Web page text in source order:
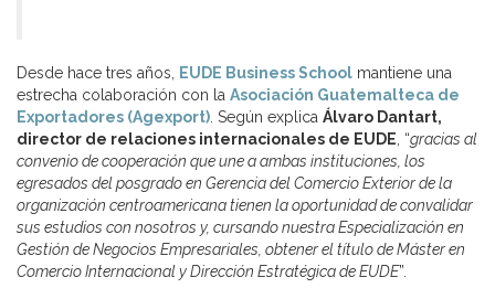
Desde hace tres años, EUDE Business School mantiene una
estrecha colaboración con la Asociación Guatemalteca de
Exportadores (Agexport) . Según explica Álvaro Dantart,
director de relaciones internacionales de EUDE , “gracias al
convenio de cooperación que une a ambas instituciones, los
egresados del posgrado en Gerencia del Comercio Exterior de la
organización centroamericana tienen la oportunidad de convalidar
sus estudios con nosotros y, cursando nuestra Especialización en
Gestión de Negocios Empresariales, obtener el título de Máster en
Comercio Internacional y Dirección Estratégica de EUDE”.